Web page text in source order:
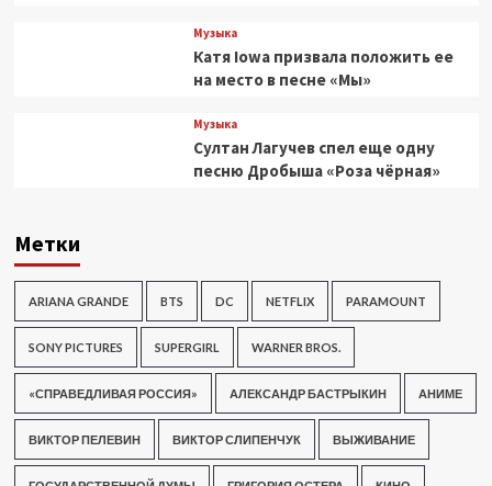
Музыка
Катя Iowa призвала положить ее
на место в песне «Мы»
Музыка
Султан Лагучев спел еще одну
песню Дробыша «Роза чёрная»
Метки
ARIANA GRANDE BTS DC NETFLIX PARAMOUNT
SONY PICTURES SUPERGIRL WARNER BROS.
«СПРАВЕДЛИВАЯ РОССИЯ» АЛЕКСАНДР БАСТРЫКИН АНИМЕ
ВИКТОР ПЕЛЕВИН ВИКТОР СЛИПЕНЧУК ВЫЖИВАНИЕ